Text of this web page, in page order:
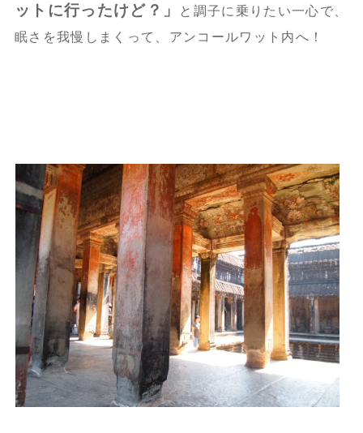
ットに行ったけど？」
と調子に乗りたい一心で、
眠さを我慢しまくって、アンコールワット内へ！